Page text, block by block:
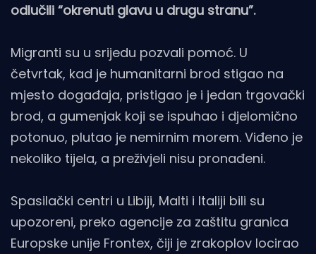
odlučili “okrenuti glavu u drugu stranu”.
Migranti su u srijedu pozvali pomoć. U
četvrtak, kad je humanitarni brod stigao na
mjesto događaja, pristigao je i jedan trgovački
brod, a gumenjak koji se ispuhao i djelomično
potonuo, plutao je nemirnim morem. Viđeno je
nekoliko tijela, a preživjeli nisu pronađeni.
Spasilački centri u Libiji, Malti i Italiji bili su
upozoreni, preko agencije za zaštitu granica
Europske unije Frontex, čiji je zrakoplov locirao